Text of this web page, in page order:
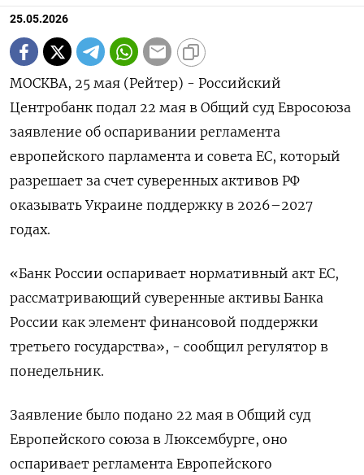
25.05.2026
МОСКВА, 25 мая (Рейтер) - Российский
Центробанк подал 22 мая в Общий суд Евросоюза
заявление об оспаривании регламента
европейского парламента и совета ЕС, который
‌разрешает за счет суверенных активов РФ
оказывать Украине поддержку в 2026–2027
годах.
«Банк России оспаривает нормативный акт ЕС,
рассматривающий суверенные активы Банка
России ​как элемент финансовой поддержки
третьего ​государства», - сообщил ​регулятор в
⁠понедельник.
Заявление было подано 22 мая в Общий ‌суд
Европейского союза в Люксембурге, оно
‌оспаривает регламента Европейского